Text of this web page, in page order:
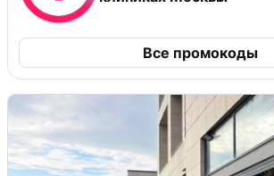
Все промокоды